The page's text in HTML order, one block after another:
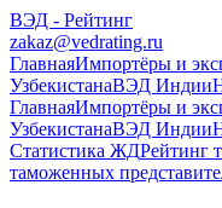
ВЭД - Рейтинг
zakaz@vedrating.ru
ГлавнаяИмпортёры и
УзбекистанаВЭД Индии
ГлавнаяИмпортёры и
УзбекистанаВЭД Индии
Статистика ЖДРейтинг
таможенных